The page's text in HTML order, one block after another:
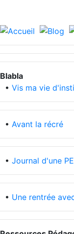
Blabla
• Vis ma vie
• Avant la récré
• Journal d'une PE
• Une rentrée